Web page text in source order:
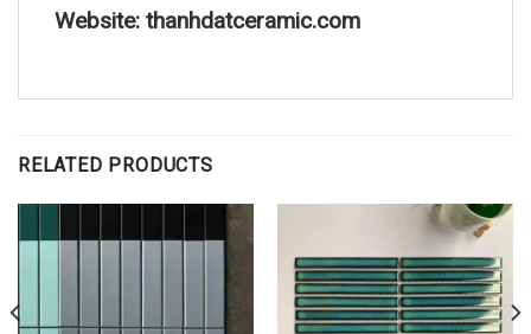
Website: thanhdatceramic.com
RELATED PRODUCTS